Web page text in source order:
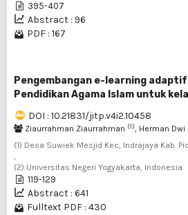
395-407
Abstract : 96
PDF : 167
Pengembangan e-learning
Pendidikan Agama Islam untuk
DOI : 10.21831/jitp.v4i2.10458
Ziaurrahman Ziaurrahman (1), Herman Dwi
(1) Desa Suwiek Mesjid Kec, Indrajaya Kab.
,
(2) Universitas Negeri Yogyakarta, Indonesia
119-129
Abstract : 641
Fulltext PDF : 430